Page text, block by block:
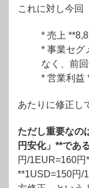
これに対し今回
* 売上
* 事業セグ
なく、前
* 営業利益
あたりに修正し
ただし重要なの
円安化」**であ
円/1EUR=160
**1USD=150円/